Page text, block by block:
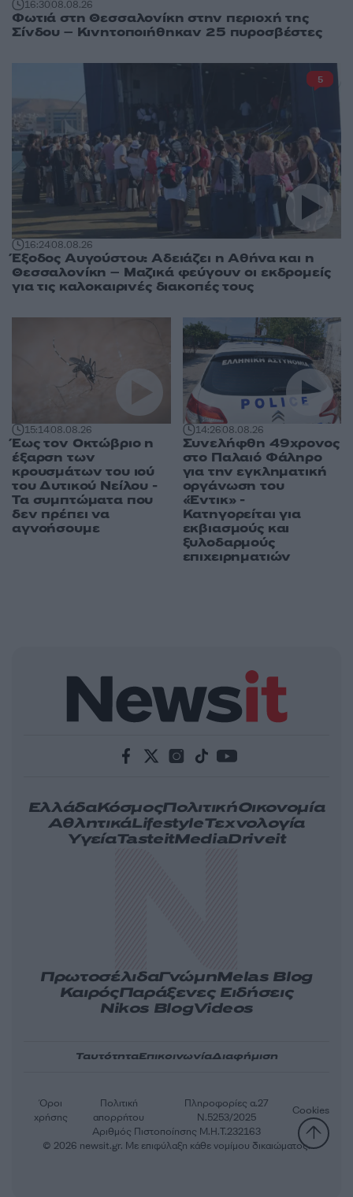
16:3008.08.26
Φωτιά στη Θεσσαλονίκη στην περιοχή της
Σίνδου – Κινητοποιήθηκαν 25 πυροσβέστες
16:2408.08.26
Έξοδος Αυγούστου: Αδειάζει η Αθήνα και η
Θεσσαλονίκη – Μαζικά φεύγουν οι εκδρομείς
για τις καλοκαιρινές διακοπές τους
5
15:1408.08.26
Έως τον Οκτώβριο η
έξαρση των
κρουσμάτων του ιού
του Δυτικού Νείλου -
Τα συμπτώματα που
δεν πρέπει να
αγνοήσουμε
14:2608.08.26
Συνελήφθη 49χρονος
στο Παλαιό Φάληρο
για την εγκληματική
οργάνωση του
«Έντικ» -
Κατηγορείται για
εκβιασμούς και
ξυλοδαρμούς
επιχειρηματιών
ΕλλάδαΚόσμοςΠολιτικήΟικονομία
ΑθλητικάLifestyleΤεχνολογία
ΥγείαTasteitMediaDriveit
ΠρωτοσέλιδαΓνώμηMelas Blog
ΚαιρόςΠαράξενες Ειδήσεις
Nikos BlogVideos
ΤαυτότηταΕπικοινωνίαΔιαφήμιση
Αριθμός Πιστοποίησης Μ.Η.Τ.232163
Όροι
χρήσης
Πολιτική
απορρήτου
Πληροφορίες α.27
Ν.5253/2025
Cookies
© 2026 newsit.gr. Με επιφύλαξη κάθε νομίμου δικαιώματος.